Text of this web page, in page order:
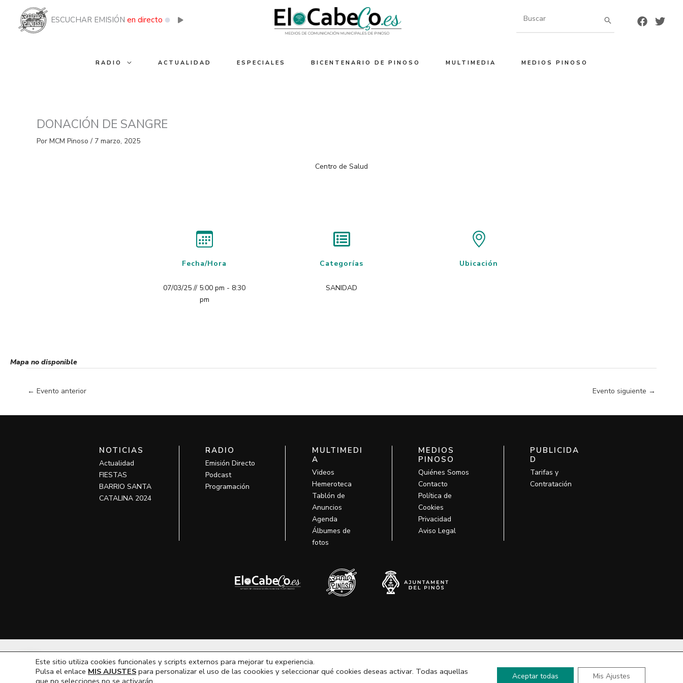
contenido
ESCUCHAR EMISIÓN en directo
por:
RADIO ACTUALIDAD ESPECIALES BICENTENARIO DE PINOSO MULTIMEDIA MEDIOS PINOSO
DONACIÓN DE SANGRE
Por MCM Pinoso / 7 marzo, 2025
Centro de Salud
Fecha/Hora
07/03/25 // 5:00 pm - 8:30
pm
Categorías
SANIDAD
Ubicación
Mapa no disponible
← Evento anterior Evento siguiente →
NOTICIAS
Actualidad
FIESTAS
BARRIO SANTA
CATALINA 2024
RADIO
Emisión Directo
Podcast
Programación
MULTIMEDI
A
Videos
Hemeroteca
Tablón de
Anuncios
Agenda
Álbumes de
fotos
MEDIOS
PINOSO
Quiénes Somos
Contacto
Política de
Cookies
Privacidad
Aviso Legal
PUBLICIDA
D
Tarifas y
Contratación
Este sitio utiliza cookies funcionales y scripts externos para mejorar tu experiencia.
Pulsa el enlace MIS AJUSTES para personalizar el uso de las coookies y seleccionar qué cookies deseas activar. Todas aquellas
que no selecciones no se activarán.
Aceptar todas Mis Ajustes
Hola, ¿En que podemos ayudarte?